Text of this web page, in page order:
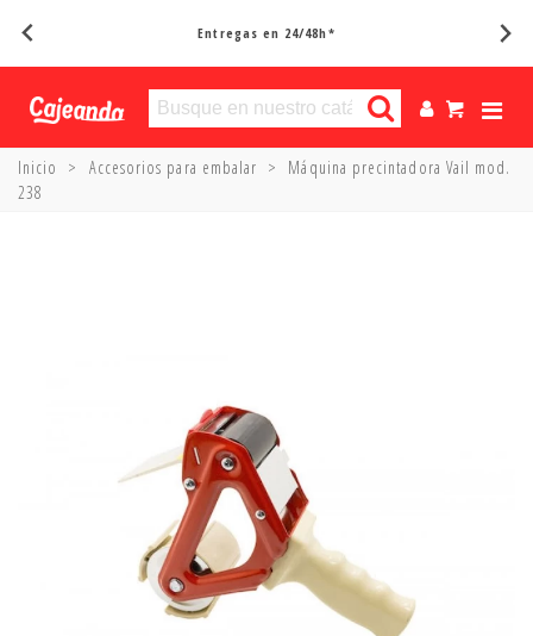
Entregas en 24/48h*
Inicio > Accesorios para embalar >
Máquina precintadora Vail mod.
238